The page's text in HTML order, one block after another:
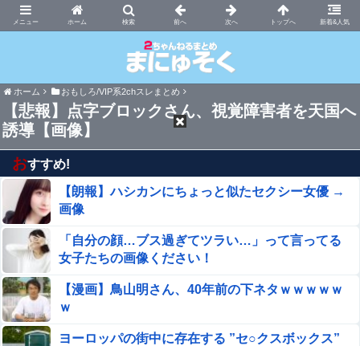
ホーム 新着&人気
まにゅそく 2chまとめニュース速報VIP
ホーム おもしろ/VIP系2chスレまとめ
【悲報】点字ブロックさん、視覚障害者を天国へ
誘導【画像】
おすすめ!
【朗報】ハシカンにちょっと似たセクシー女優 →
画像
「自分の顔…ブス過ぎてツラい…」って言ってる
女子たちの画像ください！
【漫画】鳥山明さん、40年前の下ネタｗｗｗｗｗ
ｗ
ヨーロッパの街中に存在する ”セ○クスボックス”